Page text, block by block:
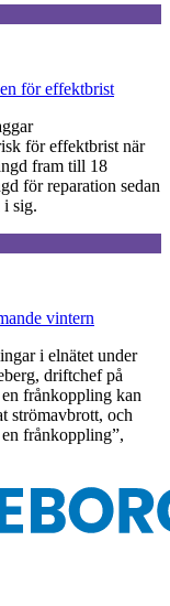
för effektbrist
för effektbrist när
fram till 18
för reparation sedan
i sig.
vintern
i elnätet under
driftchef på
frånkoppling kan
strömavbrott, och
frånkoppling”,